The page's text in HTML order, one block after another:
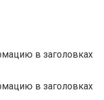
в заголовках
в заголовках